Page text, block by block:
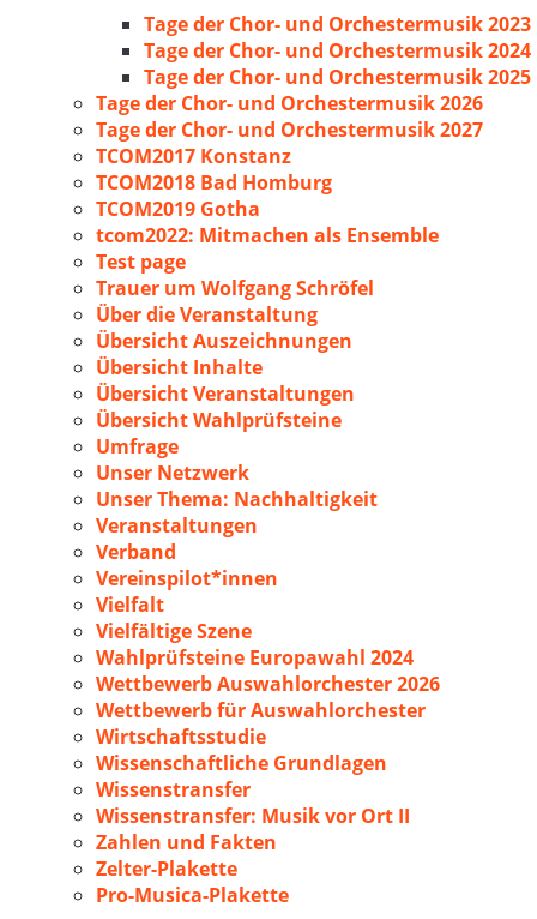
Tage der Chor- und Orchestermusik 2023
Tage der Chor- und Orchestermusik 2024
Tage der Chor- und Orchestermusik 2025
Tage der Chor- und Orchestermusik 2026
Tage der Chor- und Orchestermusik 2027
TCOM2017 Konstanz
TCOM2018 Bad Homburg
TCOM2019 Gotha
tcom2022: Mitmachen als Ensemble
Test page
Trauer um Wolfgang Schröfel
Über die Veranstaltung
Übersicht Auszeichnungen
Übersicht Inhalte
Übersicht Veranstaltungen
Übersicht Wahlprüfsteine
Umfrage
Unser Netzwerk
Unser Thema: Nachhaltigkeit
Veranstaltungen
Verband
Vereinspilot*innen
Vielfalt
Vielfältige Szene
Wahlprüfsteine Europawahl 2024
Wettbewerb Auswahlorchester 2026
Wettbewerb für Auswahlorchester
Wirtschaftsstudie
Wissenschaftliche Grundlagen
Wissenstransfer
Wissenstransfer: Musik vor Ort II
Zahlen und Fakten
Zelter-Plakette
Pro-Musica-Plakette